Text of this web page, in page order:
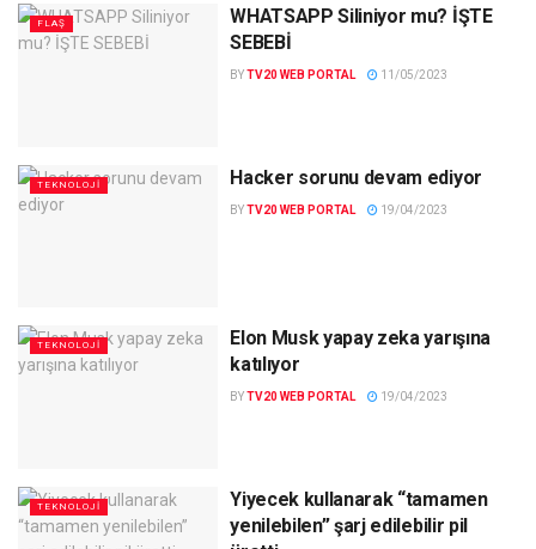
FLAŞ
WHATSAPP Siliniyor mu? İŞTE
SEBEBİ
BYTV20 WEB PORTAL 11/05/2023
TEKNOLOJI Hacker sorunu devam ediyor
BYTV20 WEB PORTAL 19/04/2023
TEKNOLOJI
Elon Musk yapay zeka yarışına
katılıyor
BYTV20 WEB PORTAL 19/04/2023
TEKNOLOJI
Yiyecek kullanarak “tamamen
yenilebilen” şarj edilebilir pil